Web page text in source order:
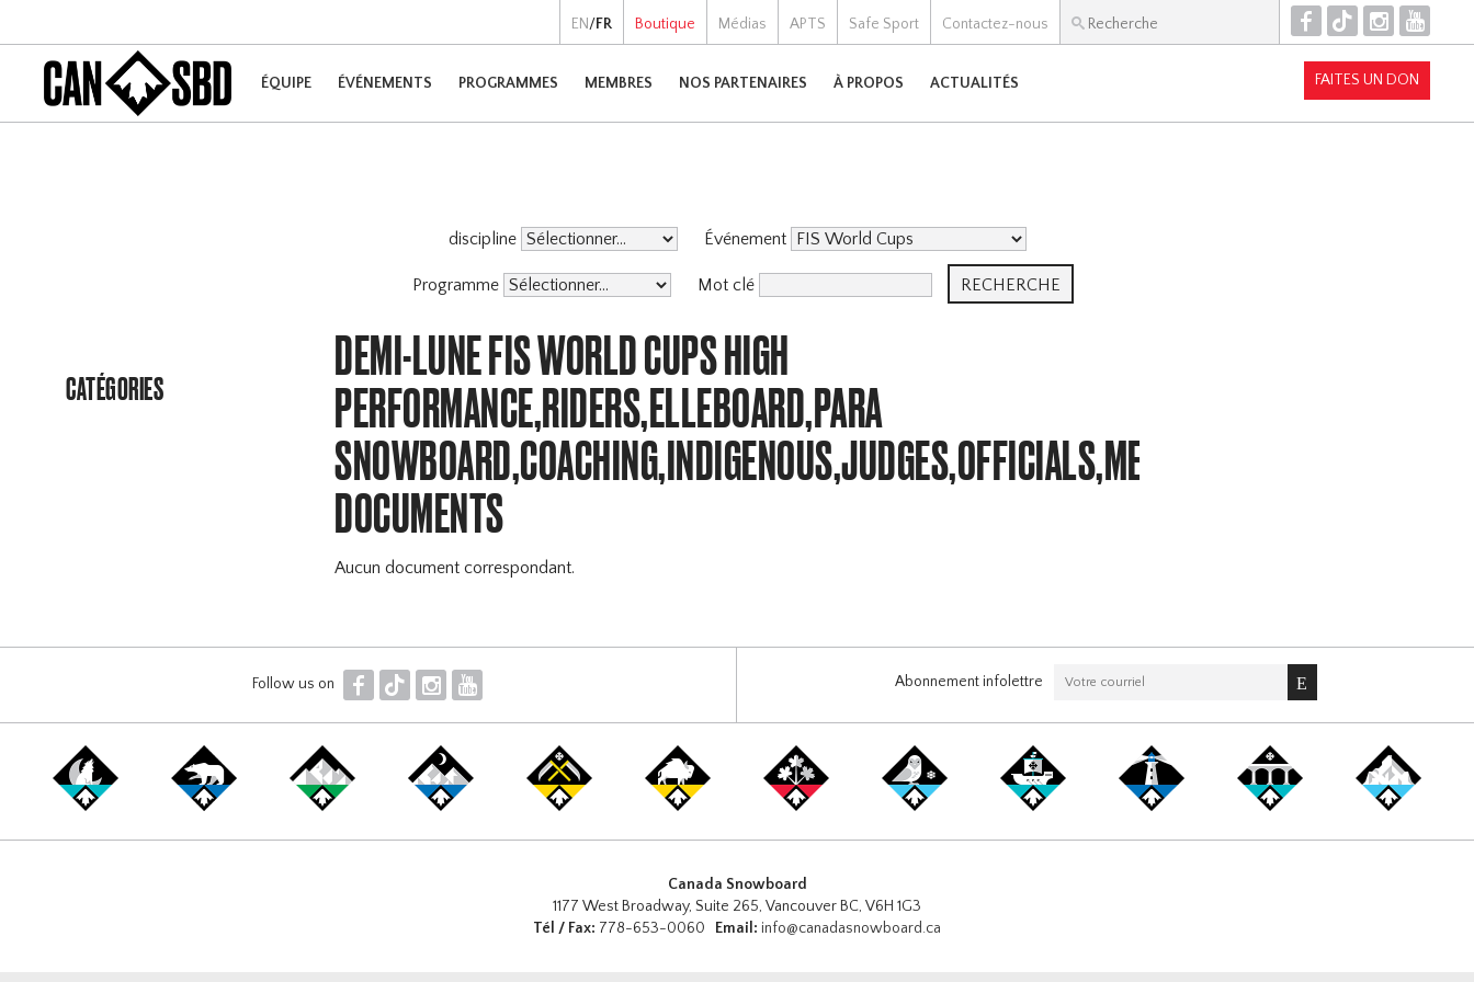
EN/FR Boutique Médias APTS Safe Sport Contactez-nous F T I Y
ÉQUIPE ÉVÉNEMENTS PROGRAMMES MEMBRES NOS PARTENAIRES À PROPOS ACTUALITÉS FAITES UN DON
CATÉGORIES
discipline Événement
Programme Mot clé
DEMI-LUNE FIS WORLD CUPS HIGH
PERFORMANCE,RIDERS,ELLEBOARD,PARA
SNOWBOARD,COACHING,INDIGENOUS,JUDGES,OFFICIALS,MEMBERSHIP
DOCUMENTS
Aucun document correspondant.
Follow us on F T I Y Abonnement infolettre
Canada Snowboard
1177 West Broadway, Suite 265, Vancouver BC, V6H 1G3
Tél / Fax: 778-653-0060 Email: info@canadasnowboard.ca